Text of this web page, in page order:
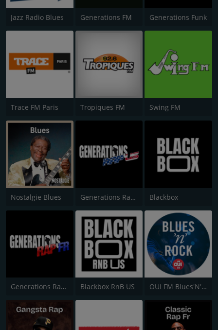
Jazz Radio Blues Generations FM Generations Funk
Trace FM Paris Tropiques FM Swing FM
Nostalgie Blues Generations Rap US Blackbox
Generations Rap FR Blackbox RnB US OUI FM Blues'N'Rock